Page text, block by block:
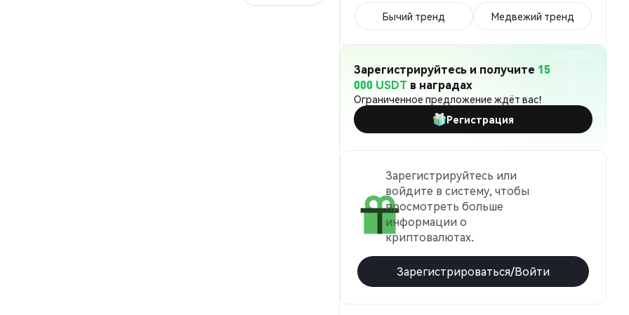
Бычий тренд Медвежий тренд
Зарегистрируйтесь и получите 15
000 USDT в наградах
Ограниченное предложение ждёт вас!
Регистрация
Зарегистрируйтесь или
войдите в систему, чтобы
просмотреть больше
информации о
криптовалютах.
Зарегистрироваться/Войти